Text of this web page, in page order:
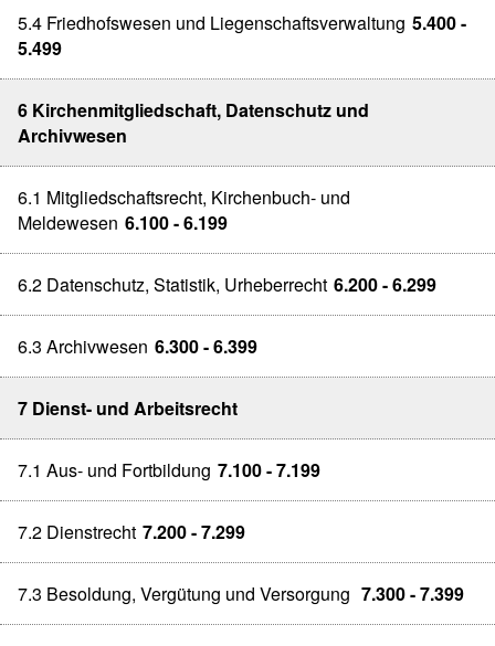
5.4 Friedhofswesen und Liegenschaftsverwaltung 5.400 -
5.499
6 Kirchenmitgliedschaft, Datenschutz und
Archivwesen
6.1 Mitgliedschaftsrecht, Kirchenbuch- und
Meldewesen 6.100 - 6.199
6.2 Datenschutz, Statistik, Urheberrecht 6.200 - 6.299
6.3 Archivwesen 6.300 - 6.399
7 Dienst- und Arbeitsrecht
7.1 Aus- und Fortbildung 7.100 - 7.199
7.2 Dienstrecht 7.200 - 7.299
7.3 Besoldung, Vergütung und Versorgung 7.300 - 7.399